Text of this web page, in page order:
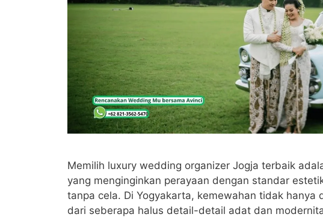
Memilih luxury wedding organizer Jogja terbaik
yang menginginkan perayaan dengan standar
tanpa cela. Di Yogyakarta, kemewahan tidak hanya
dari seberapa halus detail-detail adat dan